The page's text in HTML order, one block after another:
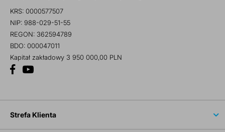
KRS: 0000577507
NIP: 988-029-51-55
REGON: 362594789
BDO: 000047011
Kapitał zakładowy 3 950 000,00 PLN
Strefa Klienta